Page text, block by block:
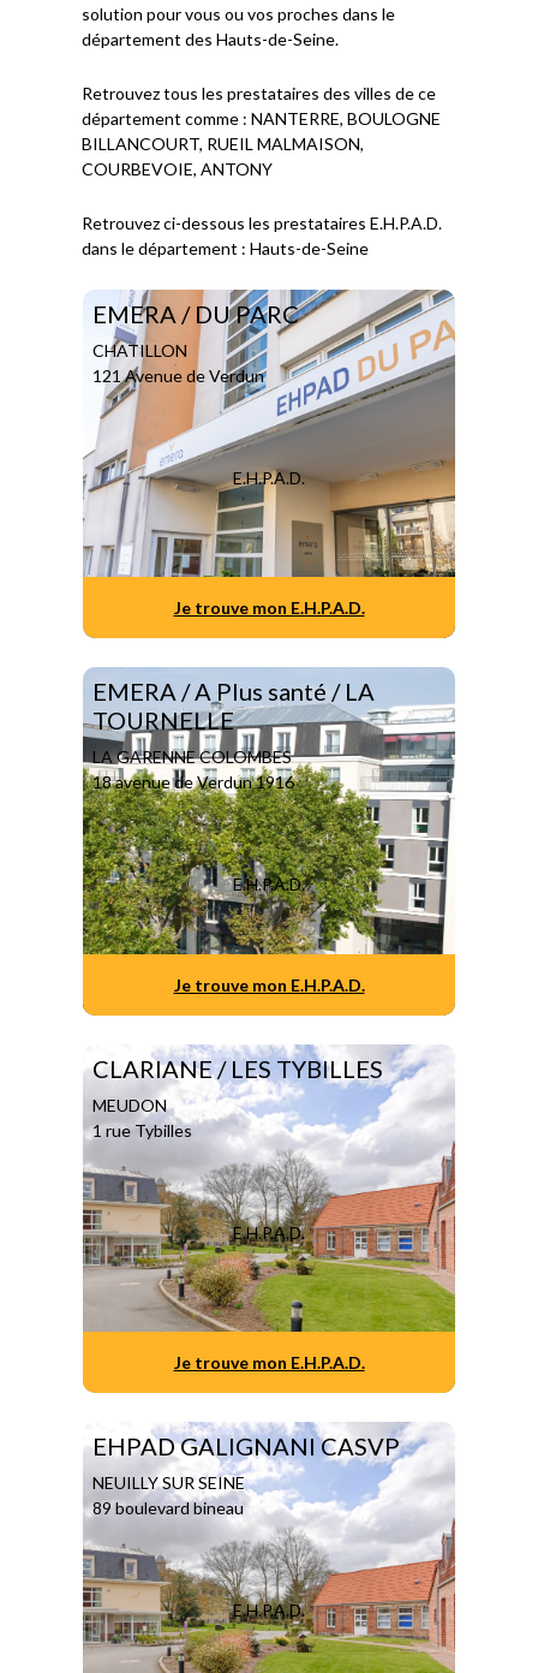
solution pour vous ou vos proches dans le
département des Hauts-de-Seine.
Retrouvez tous les prestataires des villes de ce
département comme : NANTERRE, BOULOGNE
BILLANCOURT, RUEIL MALMAISON,
COURBEVOIE, ANTONY
Retrouvez ci-dessous les prestataires E.H.P.A.D.
dans le département : Hauts-de-Seine
EMERA / DU PARC
CHATILLON
121 Avenue de Verdun
E.H.P.A.D.
Je trouve mon E.H.P.A.D.
EMERA / A Plus santé / LA
TOURNELLE
LA GARENNE COLOMBES
18 avenue de Verdun 1916
E.H.P.A.D.
Je trouve mon E.H.P.A.D.
CLARIANE / LES TYBILLES
MEUDON
1 rue Tybilles
E.H.P.A.D.
Je trouve mon E.H.P.A.D.
EHPAD GALIGNANI CASVP
NEUILLY SUR SEINE
89 boulevard bineau
E.H.P.A.D.